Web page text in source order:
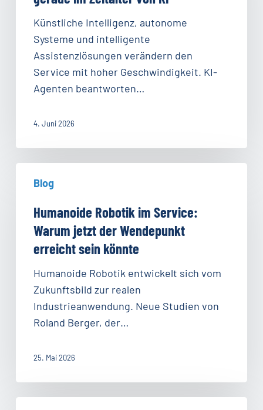
gerade
Zeitalter
Künstliche Intelligenz, autonome
Systeme und intelligente
Assistenzlösungen verändern den
Service mit hoher Geschwindigkeit. KI-
Agenten beantworten…
4. Juni 2026
Robotik
Service:
Warum
jetzt
Wendepunkt
erreicht
sein
Blog
Humanoide Robotik im Service:
Warum jetzt der Wendepunkt
erreicht sein könnte
Humanoide Robotik entwickelt sich vom
Zukunftsbild zur realen
Industrieanwendung. Neue Studien von
Roland Berger, der…
25. Mai 2026